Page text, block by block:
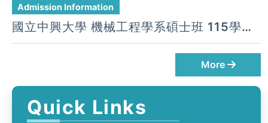
Admission Information
國立中興大學 機械工程學系碩士班 115學年
度 第23梯次遞補公告( 08月 05日)
More
Quick Links